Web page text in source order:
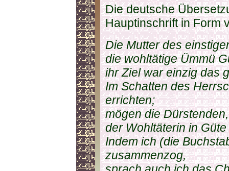
Die deutsche
Hauptinschrift in Form
Die Mutter des
die wohltätige Ümmü
ihr Ziel war einzig das
Im Schatten des
errichten;
mögen die
der Wohltäterin in
Indem ich (die
zusammenzog,